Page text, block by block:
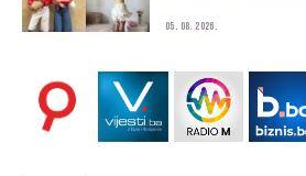
05. 08. 2026.